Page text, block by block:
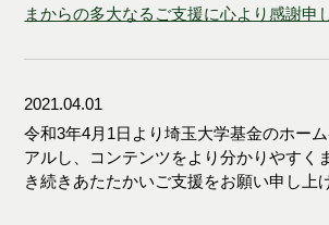
まからの多大なるご支援に心より感謝申
2021.04.01
令和3年4月1日より埼玉大学基金のホー
アルし、コンテンツをより分かりやすく
き続きあたたかいご支援をお願い申し上